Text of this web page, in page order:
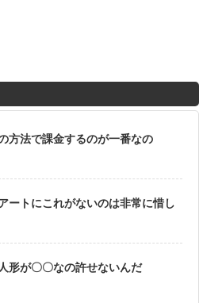
方法で課金するのが一番なの
ートにこれがないのは非常に惜し
形が〇〇なの許せないんだ